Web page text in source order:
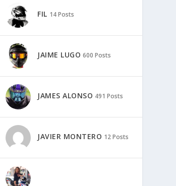
FIL 14 Posts
JAIME LUGO 600 Posts
JAMES ALONSO 491 Posts
JAVIER MONTERO 12 Posts